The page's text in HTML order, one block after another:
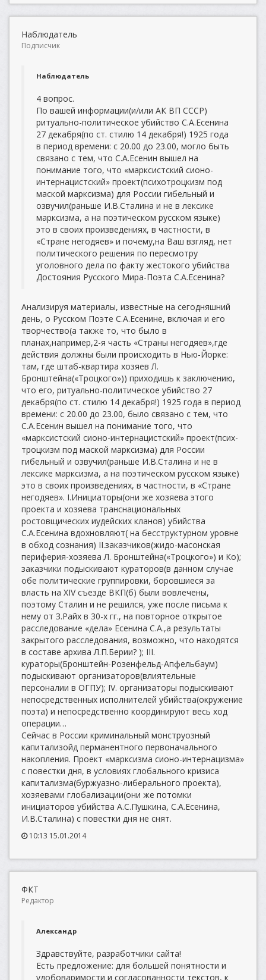
Наблюдатель
Подписчик
Наблюдатель
4 вопрос.
По вашей информации(и/или АК ВП СССР)
ритуально-политическое убийство С.А.Есенина
27 декабря(по ст. стилю 14 декабря!) 1925 года
в период времени: с 20.00 до 23.00, могло быть
связано с тем, что С.А.Есенин вышел на
понимание того, что «марксистский сионо-
интернацистский» проект(психотроцкизм под
маской марксизма) для России гибельный и
озвучил(раньше И.В.Сталина и не в лексике
марксизма, а на поэтическом русском языке)
это в своих произведениях, в частности, в
«Стране негодяев» и почему,на Ваш взгляд, нет
политического решения по пересмотру
уголовного дела по факту жестокого убийства
Достояния Русского Мира-Поэта С.А.Есенина?
Анализируя материалы, известные на сегодняшний
день, о Русском Поэте С.А.Есенине, включая и его
творчество(а также то, что было в
планах,например,2-я часть «Страны негодяев»,где
действия должны были происходить в Нью-Йорке:
там, где штаб-квартира хозяев Л.
Бронштейна(«Троцкого»)) приходишь к заключению,
что его, ритуально-политическое убийство 27
декабря(по ст. стилю 14 декабря!) 1925 года в период
времени: с 20.00 до 23.00, было связано с тем, что
С.А.Есенин вышел на понимание того, что
«марксистский сионо-интернацистский» проект(псих-
троцкизм под маской марксизма) для России
гибельный и озвучил(раньше И.В.Сталина и не в
лексике марксизма, а на поэтическом русском языке)
это в своих произведениях, в частности, в «Стране
негодяев». I.Инициаторы(они же хозяева этого
проекта и хозяева транснациональных
ростовщических иудейских кланов) убийства
С.А.Есенина вдохновляют( на бесструктурном уровне
в обход сознания) II.заказчиков(жидо-масонская
периферия-хозяева Л. Бронштейна(«Троцкого») и Ко);
заказчики подыскивают кураторов(в данном случае
обе политические группировки, боровшиеся за
власть на XIV съезде ВКП(б) были вовлечены,
поэтому Сталин и не решился, уже после письма к
нему от З.Райх в 30-х гг., на повторное открытое
расследование «дела» Есенина С.А.,а результаты
закрытого расследования, возможно, что находятся
в составе архива Л.П.Берии? ); III.
кураторы(Бронштейн-Розенфельд-Апфельбаум)
подыскивают организаторов(влиятельные
персоналии в ОГПУ); IV. организаторы подыскивают
непосредственных исполнителей убийства(окружение
поэта) и непосредственно координируют весь ход
операции…
Сейчас в России криминальный монструозный
капитализойд перманентного первоначального
накопления. Проект «марксизма сионо-интернацизма»
с повестки дня, в условиях глобального кризиса
капитализма(буржуазно-либерального проекта),
хозяевами глобализации(они же потомки
инициаторов убийства А.С.Пушкина, С.А.Есенина,
И.В.Сталина) с повестки дня не снят.
10:13 15.01.2014
ФКТ
Редактор
Александр
Здравствуйте, разработчики сайта!
Есть предложение: для большей понятности и
удобоваримости и согласованности текстов, к